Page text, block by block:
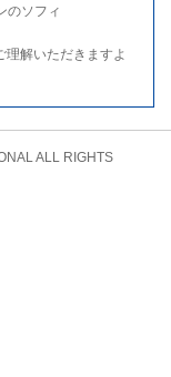
のソフィ
解いただきますよ